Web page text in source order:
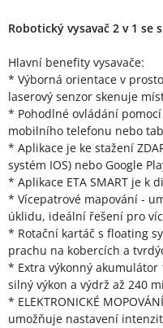
Robotický vysavač 2 v 1 se
Hlavní benefity vysavače:
* Výborná orientace v
laserový senzor skenuje
* Pohodlné ovládání pomocí
mobilního telefonu nebo
* Aplikace je ke stažení
systém IOS) nebo Google
* Aplikace ETA SMART je k
* Vícepatrové mapování -
úklidu, ideální řešení pro
* Rotační kartáč s floating
prachu na kobercích a
* Extra výkonný akumulátor
silný výkon a výdrž až 240
* ELEKTRONICKÉ
umožňuje nastavení